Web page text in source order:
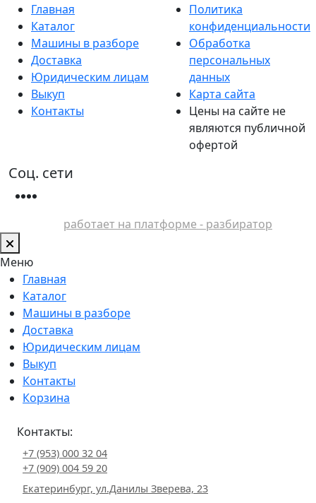
Главная
Каталог
Машины в разборе
Доставка
Юридическим лицам
Выкуп
Контакты
Политика
конфиденциальности
Обработка
персональных
данных
Карта сайта
Цены на сайте не
являются публичной
офертой
Соц. сети
работает на платформе - разбиратор
Меню
Главная
Каталог
Машины в разборе
Доставка
Юридическим лицам
Выкуп
Контакты
Корзина
Контакты:
+7 (953) 000 32 04
+7 (909) 004 59 20
Екатеринбург, ул.Данилы Зверева, 23